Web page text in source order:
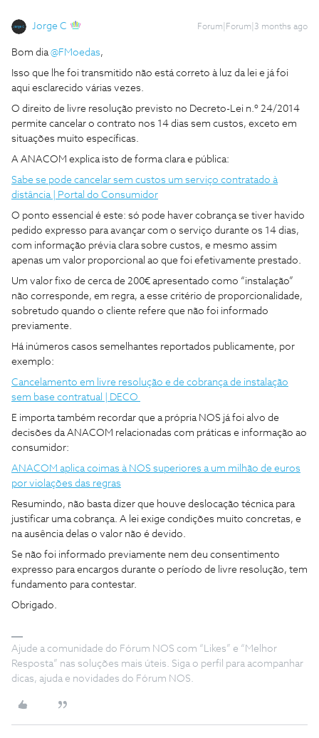
Jorge C Forum|Forum|3 months ago
Bom dia ​@FMoedas,
Isso que lhe foi transmitido não está correto à luz da lei e já foi
aqui esclarecido várias vezes.
O direito de livre resolução previsto no Decreto-Lei n.º 24/2014
permite cancelar o contrato nos 14 dias sem custos, exceto em
situações muito específicas.
A ANACOM explica isto de forma clara e pública:
Sabe se pode cancelar sem custos um serviço contratado à
distância | Portal do Consumidor
O ponto essencial é este: só pode haver cobrança se tiver havido
pedido expresso para avançar com o serviço durante os 14 dias,
com informação prévia clara sobre custos, e mesmo assim
apenas um valor proporcional ao que foi efetivamente prestado.
Um valor fixo de cerca de 200€ apresentado como “instalação”
não corresponde, em regra, a esse critério de proporcionalidade,
sobretudo quando o cliente refere que não foi informado
previamente.
Há inúmeros casos semelhantes reportados publicamente, por
exemplo:
Cancelamento em livre resolução e de cobrança de instalação
sem base contratual | DECO
E importa também recordar que a própria NOS já foi alvo de
decisões da ANACOM relacionadas com práticas e informação ao
consumidor:
ANACOM aplica coimas à NOS superiores a um milhão de euros
por violações das regras
Resumindo, não basta dizer que houve deslocação técnica para
justificar uma cobrança. A lei exige condições muito concretas, e
na ausência delas o valor não é devido.
Se não foi informado previamente nem deu consentimento
expresso para encargos durante o período de livre resolução, tem
fundamento para contestar.
Obrigado.
Ajude a comunidade do Fórum NOS com “Likes” e “Melhor
Resposta” nas soluções mais úteis. Siga o perfil para acompanhar
dicas, ajuda e novidades do Fórum NOS.